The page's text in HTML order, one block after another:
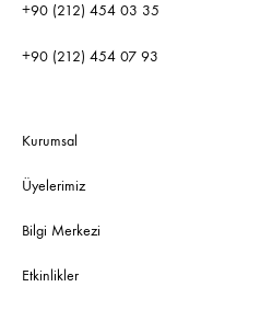
+90 (212) 454 03 35
+90 (212) 454 07 93
Kurumsal
Üyelerimiz
Bilgi Merkezi
Etkinlikler